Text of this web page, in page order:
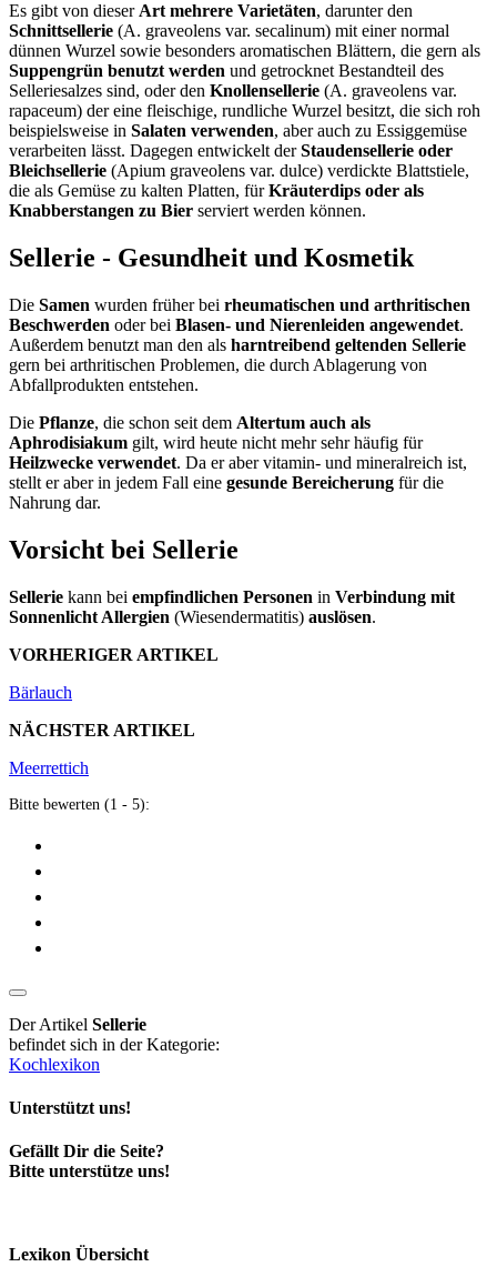
Es gibt von dieser Art mehrere Varietäten, darunter den
Schnittsellerie (A. graveolens var. secalinum) mit einer normal
dünnen Wurzel sowie besonders aromatischen Blättern, die gern als
Suppengrün benutzt werden und getrocknet Bestandteil des
Selleriesalzes sind, oder den Knollensellerie (A. graveolens var.
rapaceum) der eine fleischige, rundliche Wurzel besitzt, die sich roh
beispielsweise in Salaten verwenden, aber auch zu Essiggemüse
verarbeiten lässt. Dagegen entwickelt derStaudensellerie oder
Bleichsellerie (Apium graveolens var. dulce) verdickte Blattstiele,
die als Gemüse zu kalten Platten, fürKräuterdips oder als
Knabberstangen zu Bier serviert werden können.
Sellerie - Gesundheit und Kosmetik
Die Samen wurden früher bei rheumatischen und arthritischen
Beschwerden oder bei Blasen- und Nierenleiden angewendet.
Außerdem benutzt man den als harntreibend geltenden Sellerie
gern bei arthritischen Problemen, die durch Ablagerung von
Abfallprodukten entstehen.
Die Pflanze, die schon seit dem Altertum auch als
Aphrodisiakum gilt, wird heute nicht mehr sehr häufig für
Heilzwecke verwendet. Da er aber vitamin- und mineralreich ist,
stellt er aber in jedem Fall eine gesunde Bereicherung für die
Nahrung dar.
Vorsicht bei Sellerie
Sellerie kann bei empfindlichen Personen in Verbindung mit
Sonnenlicht Allergien (Wiesendermatitis) auslösen.
VORHERIGER ARTIKEL
Bärlauch
NÄCHSTER ARTIKEL
Meerrettich
Bitte bewerten (1 - 5):
Der Artikel Sellerie
befindet sich in der Kategorie:
Kochlexikon
Unterstützt uns!
Gefällt Dir die Seite?
Bitte unterstütze uns!
Lexikon Übersicht